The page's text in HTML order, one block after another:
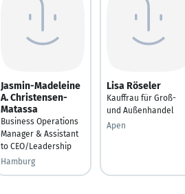
Jasmin-Madeleine
A. Christensen-
Matassa
Business Operations
Manager & Assistant
to CEO/Leadership
Hamburg
Lisa Röseler
Kauffrau für Groß-
und Außenhandel
Apen